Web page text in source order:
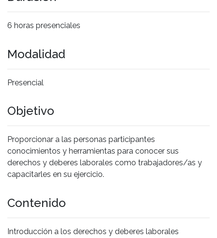
6 horas presenciales
Modalidad
Presencial
Objetivo
Proporcionar a las personas participantes
conocimientos y herramientas para conocer sus
derechos y deberes laborales como trabajadores/as y
capacitarles en su ejercicio.
Contenido
Introducción a los derechos y deberes laborales